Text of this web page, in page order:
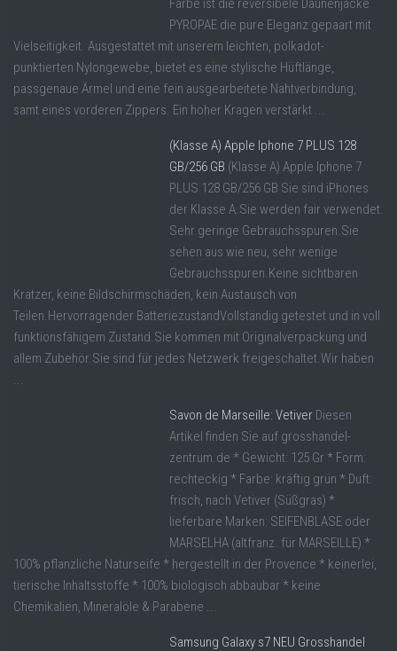
Farbe ist die reversibele Daunenjacke
PYROPAE die pure Eleganz gepaart mit
Vielseitigkeit. Ausgestattet mit unserem leichten, polkadot-
punktierten Nylongewebe, bietet es eine stylische Hüftlänge,
passgenaue Ärmel und eine fein ausgearbeitete Nahtverbindung,
samt eines vorderen Zippers. Ein hoher Kragen verstärkt ...
(Klasse A) Apple Iphone 7 PLUS 128
GB/256 GB (Klasse A) Apple Iphone 7
PLUS 128 GB/256 GB Sie sind iPhones
der Klasse A.Sie werden fair verwendet.
Sehr geringe Gebrauchsspuren.Sie
sehen aus wie neu, sehr wenige
Gebrauchsspuren.Keine sichtbaren
Kratzer, keine Bildschirmschäden, kein Austausch von
Teilen.Hervorragender BatteriezustandVollständig getestet und in voll
funktionsfähigem Zustand.Sie kommen mit Originalverpackung und
allem Zubehör.Sie sind für jedes Netzwerk freigeschaltet.Wir haben
...
Savon de Marseille: Vetiver Diesen
Artikel finden Sie auf grosshandel-
zentrum.de * Gewicht: 125 Gr * Form:
rechteckig * Farbe: kräftig grün * Duft:
frisch, nach Vetiver (Süßgras) *
lieferbare Marken: SEIFENBLASE oder
MARSELHA (altfranz. für MARSEILLE) *
100% pflanzliche Naturseife * hergestellt in der Provence * keinerlei,
tierische Inhaltsstoffe * 100% biologisch abbaubar * keine
Chemikalien, Mineralöle & Parabene ...
Samsung Galaxy s7 NEU Grosshandel